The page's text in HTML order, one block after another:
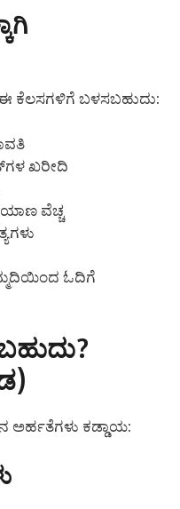
ಕೆಲಸಗಳಿಗೆ ಬಳಸಬಹುದು:
ಖರೀದಿ
ವೆಚ್ಚ
ಓದಿಗೆ
ಕಡ್ಡಾಯ: